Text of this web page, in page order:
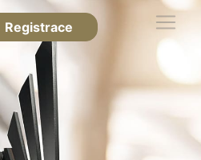
Registrace